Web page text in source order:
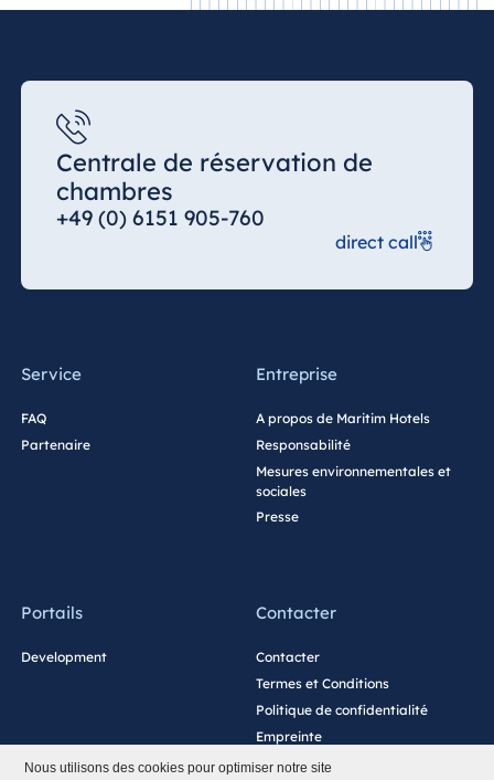
Nous utilisons des cookies pour optimiser notre site
Centrale de réservation de
chambres
+49 (0) 6151 905-760
direct call
Service
FAQ
Partenaire
Entreprise
A propos de Maritim Hotels
Responsabilité
Mesures environnementales et
sociales
Presse
Portails
Development
Contacter
Contacter
Termes et Conditions
Politique de confidentialité
Empreinte
Paramètres des cookies